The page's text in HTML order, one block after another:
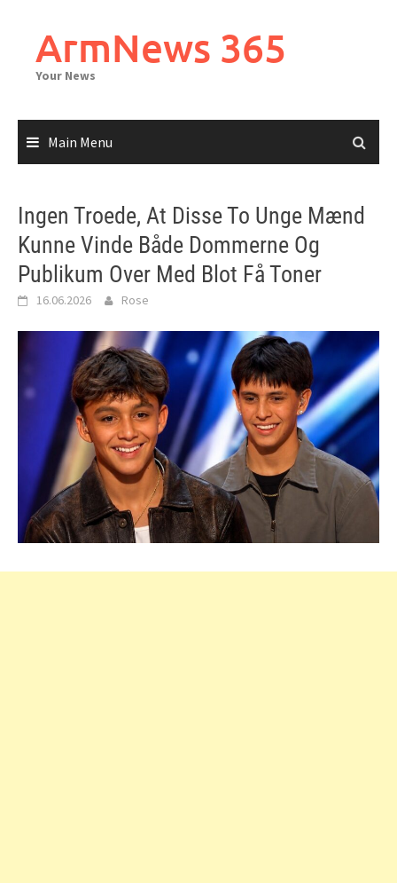
contentArmNews 365
Your News
Main Menu
Ingen Troede, At Disse To Unge Mænd
Kunne Vinde Både Dommerne Og
Publikum Over Med Blot Få Toner
16.06.2026 Rose